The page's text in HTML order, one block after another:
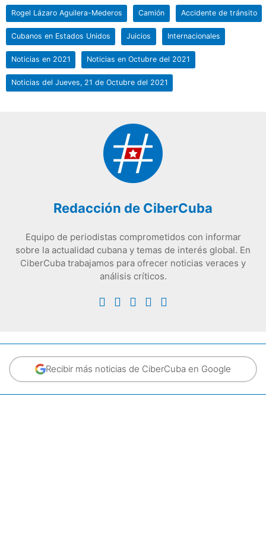
Rogel Lázaro Aguilera-Mederos Camión Accidente de tránsito
Cubanos en Estados Unidos Juicios Internacionales
Noticias en 2021 Noticias en Octubre del 2021
Noticias del Jueves, 21 de Octubre del 2021
Redacción de CiberCuba
Equipo de periodistas comprometidos con informar
sobre la actualidad cubana y temas de interés global. En
CiberCuba trabajamos para ofrecer noticias veraces y
análisis críticos.
Recibir más noticias de CiberCuba en Google